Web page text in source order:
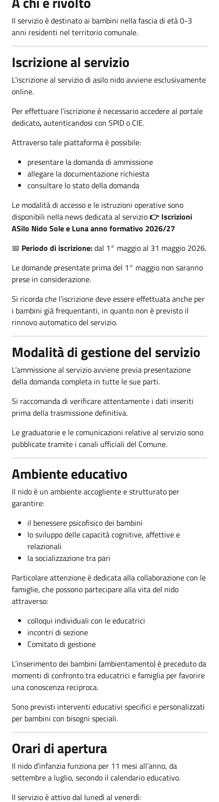
Il servizio è destinato ai bambini nella fascia di età 0-3
anni residenti nel territorio comunale.
Iscrizione al servizio
L’iscrizione al servizio di asilo nido avviene esclusivamente
online.
Per effettuare l’iscrizione è necessario accedere al portale
dedicato,autenticandosi con SPID o CIE.
Attraverso tale piattaforma è possibile:
presentare la domanda di ammissione
allegare la documentazione richiesta
consultare lo stato della domanda
Le modalità di accesso e le istruzioni operative sono
disponibili nella news dedicata al servizio👉 Iscrizioni
ASilo Nido Sole e Luna anno formativo 2026/27
📅 Periodo di iscrizione:dal 1° maggio al 31 maggio 2026.
Le domande presentate prima del 1° maggio non saranno
prese in considerazione.
Si ricorda che l’iscrizione deve essere effettuata anche per
i bambini già frequentanti, in quanto non è previsto il
rinnovo automatico del servizio.
Modalità di gestione del servizio
L’ammissione al servizio avviene previa presentazione
della domanda completa in tutte le sue parti.
Si raccomanda di verificare attentamente i dati inseriti
prima della trasmissione definitiva.
Le graduatorie e le comunicazioni relative al servizio sono
pubblicate tramite i canali ufficiali del Comune.
Ambiente educativo
Il nido è un ambiente accogliente e strutturato per
garantire:
il benessere psicofisico dei bambini
lo sviluppo delle capacità cognitive, affettive e
relazionali
la socializzazione tra pari
Particolare attenzione è dedicata alla collaborazione con le
famiglie, che possono partecipare alla vita del nido
attraverso:
colloqui individuali con le educatrici
incontri di sezione
Comitato di gestione
L’inserimento dei bambini (ambientamento) è preceduto da
momenti di confronto tra educatrici e famiglia per favorire
una conoscenza reciproca.
Sono previsti interventi educativi specifici e personalizzati
per bambini con bisogni speciali.
Orari di apertura
Il nido d’infanzia funziona per 11 mesi all’anno, da
settembre a luglio, secondo il calendario educativo.
Il servizio è attivo dal lunedì al venerdì: